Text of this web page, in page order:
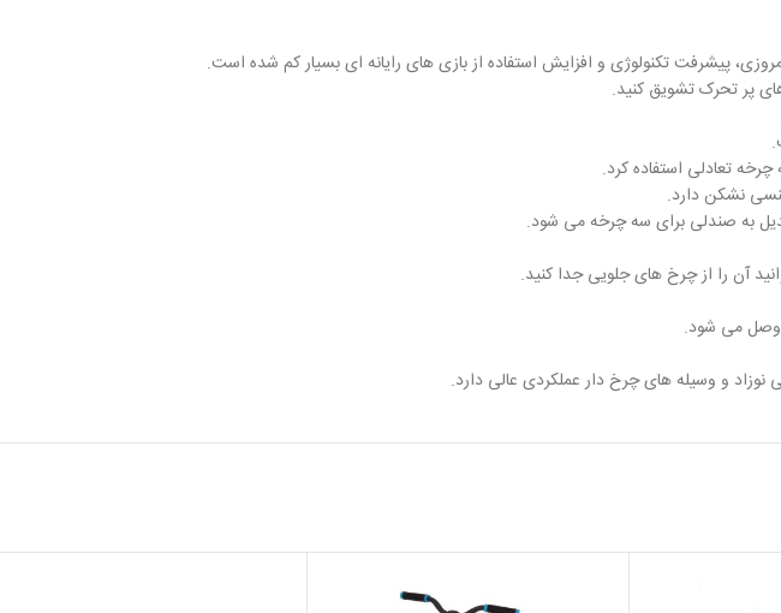
پیشرفت تکنولوژی و افزایش استفاده از بازی های رایانه ای بسیار کم شده است.
پر تحرک تشویق کنید.
تعادلی استفاده کرد.
به صندلی برای سه چرخه می شود.
آن را از چرخ های جلویی جدا کنید.
وصل می شود.